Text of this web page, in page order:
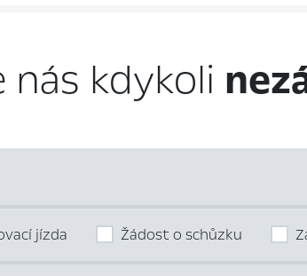
nás kdykoli
jízda Žádost o schůzku